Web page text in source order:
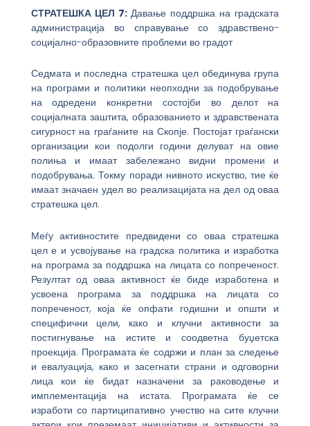
СТРАТЕШКА ЦЕЛ 7: Давање поддршка на градската
администрација во справување со здравствено-
социјално-образовните проблеми во градот
Седмата и последна стратешка цел обединува група
на програми и политики неопходни за подобрување
на одредени конкретни состојби во делот на
социјалната заштита, образованието и здравствената
сигурност на граѓаните на Скопје. Постојат граѓански
организации кои подолги години делуват на овие
полиња и имаат забележано видни промени и
подобрувања. Токму поради нивното искуство, тие ќе
имаат значаен удел во реализацијата на дел од оваа
стратешка цел.
Меѓу активностите предвидени со оваа стратешка
цел е и усвојување на градска политика и изработка
на програма за поддршка на лицата со попреченост.
Резултат од оваа активност ќе биде изработена и
усвоена програма за поддршка на лицата со
попреченост, која ќе опфати годишни и општи и
специфични цели, како и клучни активности за
постигнување на истите и соодветна буџетска
проекција. Програмата ќе содржи и план за следење
и евалуација, како и засегнати страни и одговорни
лица кои ќе бидат назначени за раководење и
имплементација на истата. Програмата ќе се
изработи со партиципативно учество на сите клучни